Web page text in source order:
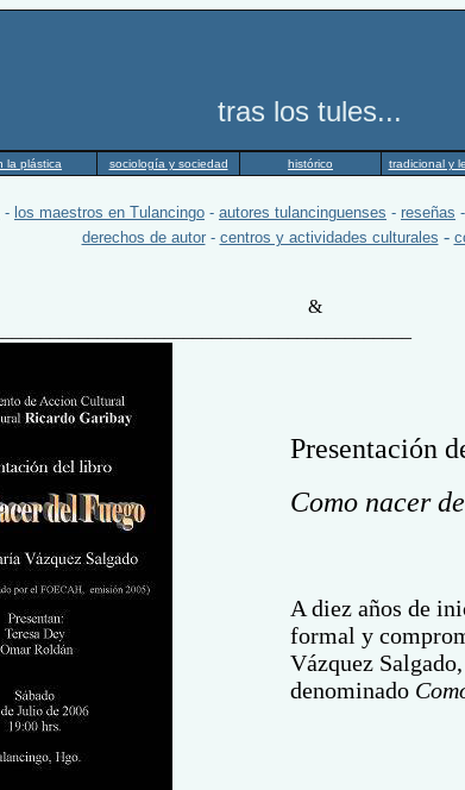
la plástica sociología y sociedad histórico tradicional y
- los maestros en Tulancingo - autores tulancinguenses - reseñas -
derechos de autor- centros y actividades culturales -
&
Presentación
Como nacer
A diez años de
formal y
Vázquez
denominado